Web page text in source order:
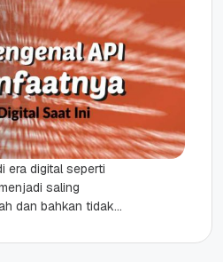
era digital seperti
saling
dan bahkan tidak